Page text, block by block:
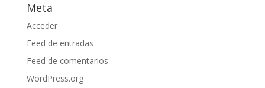
Meta
Acceder
Feed de entradas
Feed de comentarios
WordPress.org